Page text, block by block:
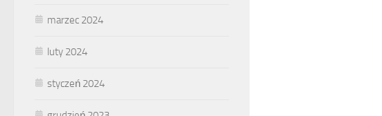
marzec 2024
luty 2024
styczeń 2024